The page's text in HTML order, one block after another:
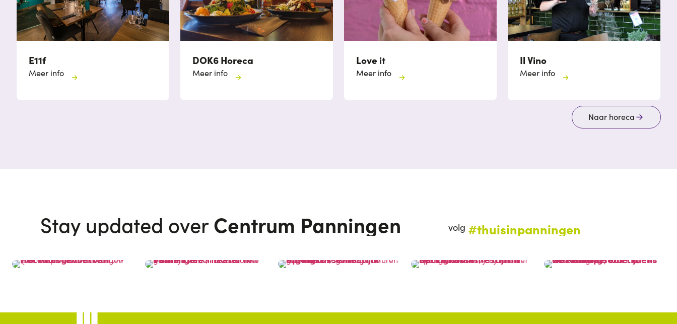
E11f
Meer info
DOK6 Horeca
Meer info
Love it
Meer info
Il Vino
Meer info
Naar horeca
Stay updated overCentrum Panningen volg #thuisinpanningen